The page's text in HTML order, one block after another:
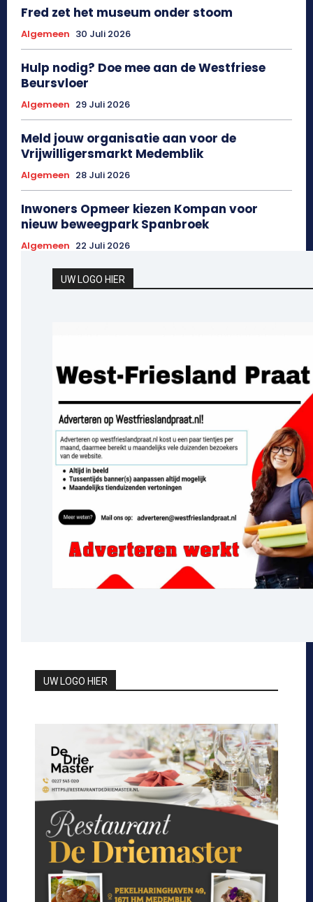
Fred zet het museum onder stoom
Algemeen 30 Juli 2026
Hulp nodig? Doe mee aan de Westfriese
Beursvloer
Algemeen 29 Juli 2026
Meld jouw organisatie aan voor de
Vrijwilligersmarkt Medemblik
Algemeen 28 Juli 2026
Inwoners Opmeer kiezen Kompan voor
nieuw beweegpark Spanbroek
Algemeen 22 Juli 2026
UW LOGO HIER
UW LOGO HIER